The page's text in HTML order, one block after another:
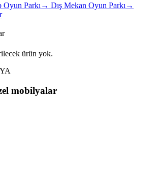
Oyun Parkı→ Dış Mekan Oyun Parkı→
ürün yok.
mobilyalar